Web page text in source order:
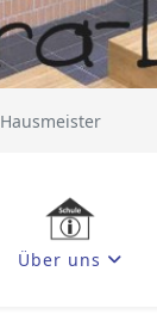
Hausmeister
Über uns